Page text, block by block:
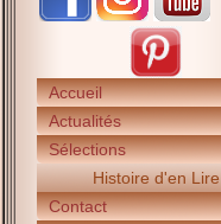
Accueil
Actualités
Sélections
Histoire d'en Lire
Contact